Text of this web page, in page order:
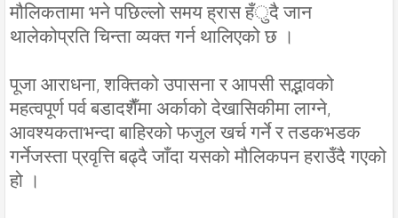
मौलिकतामा भने पछिल्लो समय ह्रास हँुदै जान
थालेकोप्रति चिन्ता व्यक्त गर्न थालिएको छ ।
पूजा आराधना, शक्तिको उपासना र आपसी सद्भावको
महत्वपूर्ण पर्व बडादशैँमा अर्काको देखासिकीमा लाग्ने,
आवश्यकताभन्दा बाहिरको फजुल खर्च गर्ने र तडकभडक
गर्नेजस्ता प्रवृत्ति बढ्दै जाँदा यसको मौलिकपन हराउँदै गएको
हो ।